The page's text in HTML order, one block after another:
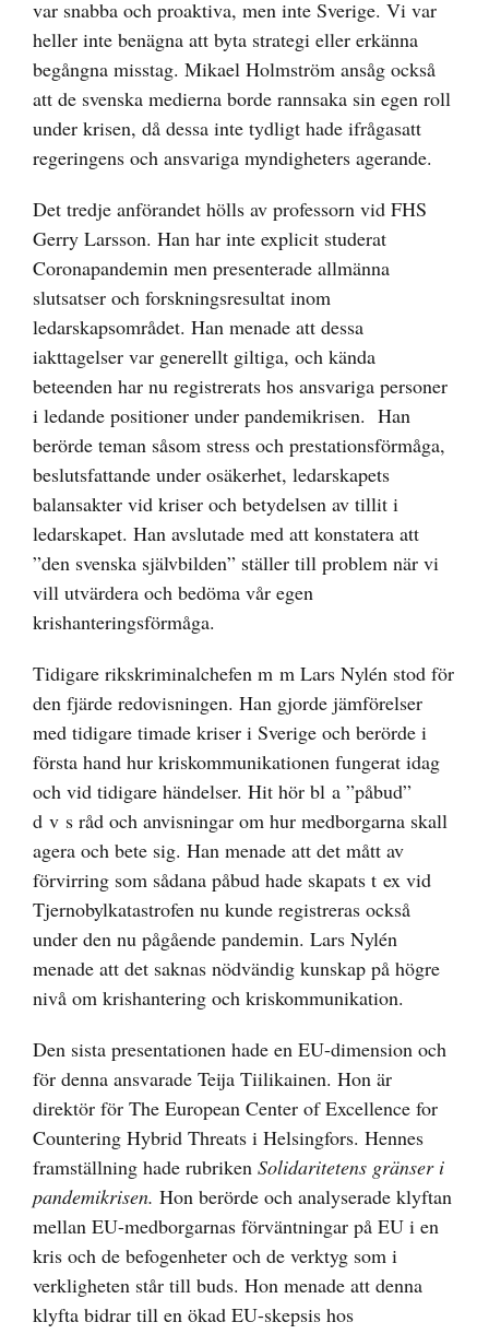
var snabba och proaktiva, men inte Sverige. Vi var
heller inte benägna att byta strategi eller erkänna
begångna misstag. Mikael Holmström ansåg också
att de svenska medierna borde rannsaka sin egen roll
under krisen, då dessa inte tydligt hade ifrågasatt
regeringens och ansvariga myndigheters agerande.
Det tredje anförandet hölls av professorn vid FHS
Gerry Larsson. Han har inte explicit studerat
Coronapandemin men presenterade allmänna
slutsatser och forskningsresultat inom
ledarskapsområdet. Han menade att dessa
iakttagelser var generellt giltiga, och kända
beteenden har nu registrerats hos ansvariga personer
i ledande positioner under pandemikrisen. Han
berörde teman såsom stress och prestationsförmåga,
beslutsfattande under osäkerhet, ledarskapets
balansakter vid kriser och betydelsen av tillit i
ledarskapet. Han avslutade med att konstatera att
”den svenska självbilden” ställer till problem när vi
vill utvärdera och bedöma vår egen
krishanteringsförmåga.
Tidigare rikskriminalchefen m m Lars Nylén stod för
den fjärde redovisningen. Han gjorde jämförelser
med tidigare timade kriser i Sverige och berörde i
första hand hur kriskommunikationen fungerat idag
och vid tidigare händelser. Hit hör bl a ”påbud”
d v s råd och anvisningar om hur medborgarna skall
agera och bete sig. Han menade att det mått av
förvirring som sådana påbud hade skapats t ex vid
Tjernobylkatastrofen nu kunde registreras också
under den nu pågående pandemin. Lars Nylén
menade att det saknas nödvändig kunskap på högre
nivå om krishantering och kriskommunikation.
Den sista presentationen hade en EU-dimension och
för denna ansvarade Teija Tiilikainen. Hon är
direktör för The European Center of Excellence for
Countering Hybrid Threats i Helsingfors. Hennes
framställning hade rubriken Solidaritetens gränser i
pandemikrisen. Hon berörde och analyserade klyftan
mellan EU-medborgarnas förväntningar på EU i en
kris och de befogenheter och de verktyg som i
verkligheten står till buds. Hon menade att denna
klyfta bidrar till en ökad EU-skepsis hos